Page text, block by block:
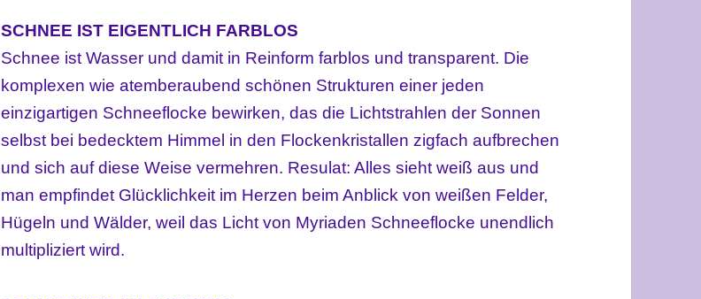
SCHNEE IST EIGENTLICH FARBLOS
Schnee ist Wasser und damit in Reinform farblos und transparent. Die
komplexen wie atemberaubend schönen Strukturen einer jeden
einzigartigen Schneeflocke bewirken, das die Lichtstrahlen der Sonnen
selbst bei bedecktem Himmel in den Flockenkristallen zigfach aufbrechen
und sich auf diese Weise vermehren. Resulat: Alles sieht weiß aus und
man empfindet Glücklichkeit im Herzen beim Anblick von weißen Felder,
Hügeln und Wälder, weil das Licht von Myriaden Schneeflocke unendlich
multipliziert wird.